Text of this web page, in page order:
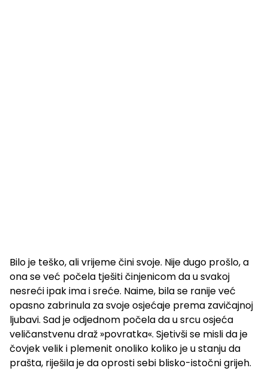
Bilo je teško, ali vrijeme čini svoje. Nije dugo prošlo, a
ona se već počela tješiti činjenicom da u svakoj
nesreći ipak ima i sreće. Naime, bila se ranije već
opasno zabrinula za svoje osjećaje prema zavičajnoj
ljubavi. Sad je odjednom počela da u srcu osjeća
veličanstvenu draž »povratka«. Sjetivši se misli da je
čovjek velik i plemenit onoliko koliko je u stanju da
prašta, riješila je da oprosti sebi blisko-istočni grijeh.